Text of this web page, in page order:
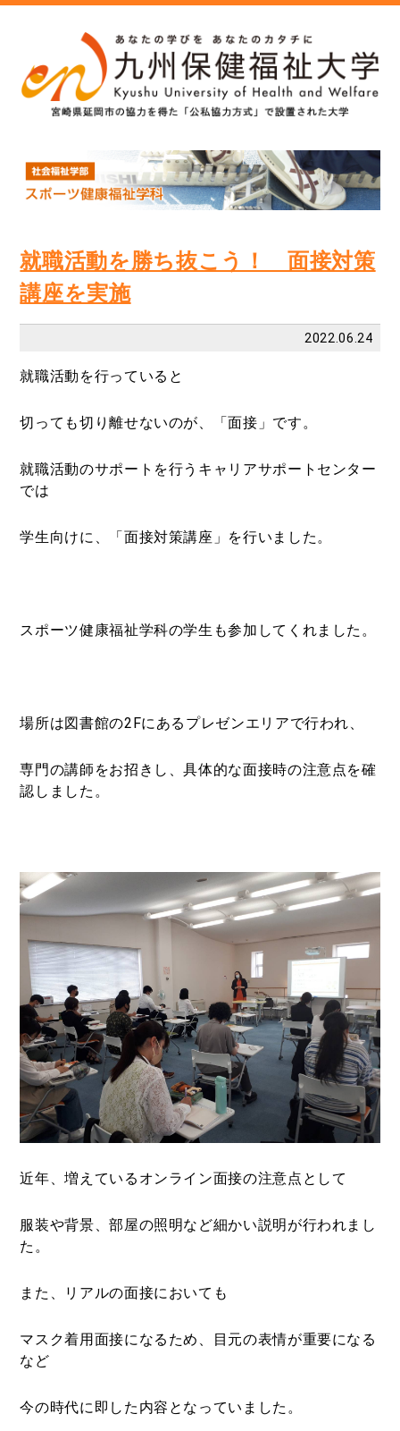
就職活動を勝ち抜こう！ 面接対策
講座を実施
2022.06.24
就職活動を行っていると
切っても切り離せないのが、「面接」です。
就職活動のサポートを行うキャリアサポートセンター
では
学生向けに、「面接対策講座」を行いました。
スポーツ健康福祉学科の学生も参加してくれました。
場所は図書館の2Fにあるプレゼンエリアで行われ、
専門の講師をお招きし、具体的な面接時の注意点を確
認しました。
近年、増えているオンライン面接の注意点として
服装や背景、部屋の照明など細かい説明が行われまし
た。
また、リアルの面接においても
マスク着用面接になるため、目元の表情が重要になる
など
今の時代に即した内容となっていました。